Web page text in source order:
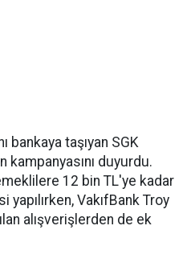
bankaya taşıyan SGK
duyurdu.
12 bin TL'ye kadar
VakıfBank Troy
alışverişlerden de ek